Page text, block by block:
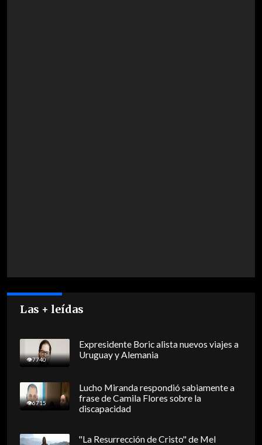
Las + leídas
7740
Expresidente Boric alista nuevos viajes a
Uruguay y Alemania
6715
Lucho Miranda respondió sabiamente a
frase de Camila Flores sobre la
discapacidad
"La Resurrección de Cristo" de Mel